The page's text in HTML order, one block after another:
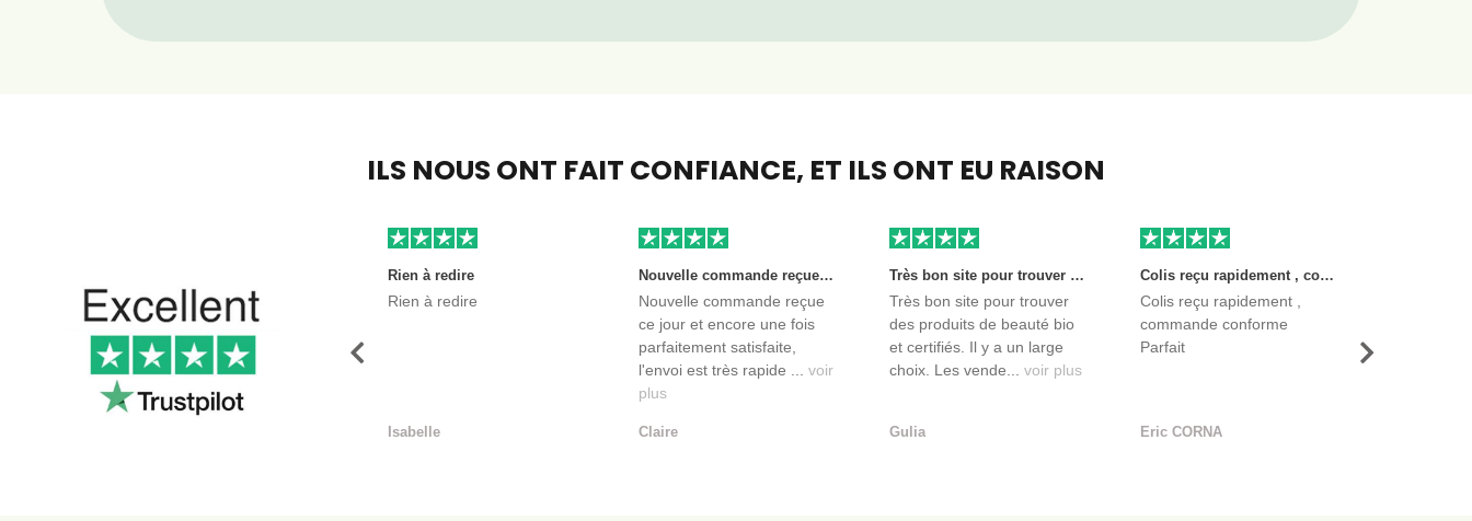
ILS NOUS ONT FAIT CONFIANCE, ET ILS ONT EU RAISON
Rien à redire
Rien à redire
Isabelle
Nouvelle commande reçue ce jour et encore une fois parfaitement satisfaite, l'envoi est très rapide et les produits sont toujours conditionnés de manière personnalisés. L'avantage de commander auprès de créateurs indépendants.
Nouvelle commande reçue
ce jour et encore une fois
parfaitement satisfaite,
l'envoi est très rapide ... voir
plus
Claire
Très bon site pour trouver des produits de beauté bio et certifiés. Il y a un large choix. Les vendeurs sont des entreprises françaises qui propose aussi des produits de qualité et moins chers que ce qu’on peut trouver dans des magasins.
Très bon site pour trouver
des produits de beauté bio
et certifiés. Il y a un large
choix. Les vende... voir plus
Gulia
Colis reçu rapidement , commande conforme Parfait
Colis reçu rapidement ,
commande conforme
Parfait
Eric CORNA
Précédent Suivant